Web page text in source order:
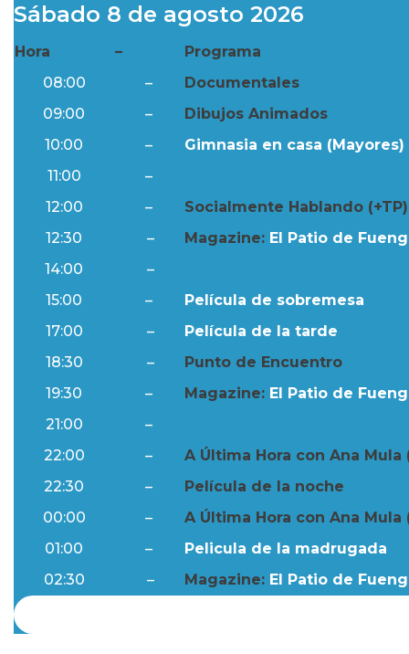
Sábado 8 de agosto 2026
Hora –
Programa
08:00
–
Documentales
09:00
–
Dibujos Animados
10:00
–
Gimnasia en casa (Mayores)
11:00
–
12:00
–
Socialmente Hablando (+TP)
12:30
– Magazine: El Patio de
14:00
–
15:00
–
Película de sobremesa
17:00
–
Película de la tarde
18:30
–
Punto de Encuentro
19:30
– Magazine: El Patio de
21:00
–
22:00
–
A Última Hora con Ana Mula
22:30
–
Película de la noche
00:00
–
A Última Hora con Ana Mula
01:00
–
Pelicula de la madrugada
02:30
– Magazine: El Patio de